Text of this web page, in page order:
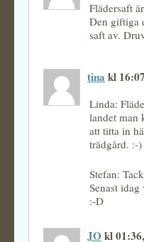
Flädersaft
Den giftiga
saft av.
tina kl
Linda:
landet man
att titta in
trädgård. :-)
Stefan:
Senast
:-D
JOkl